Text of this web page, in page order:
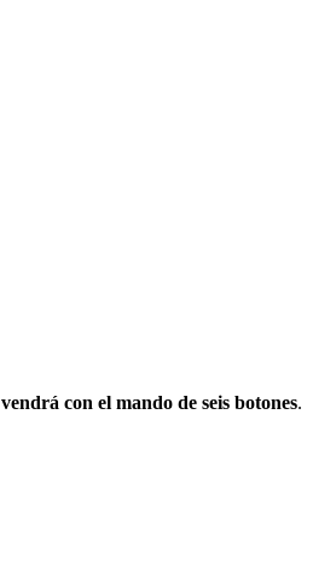
vendrá con el mando de seis botones.